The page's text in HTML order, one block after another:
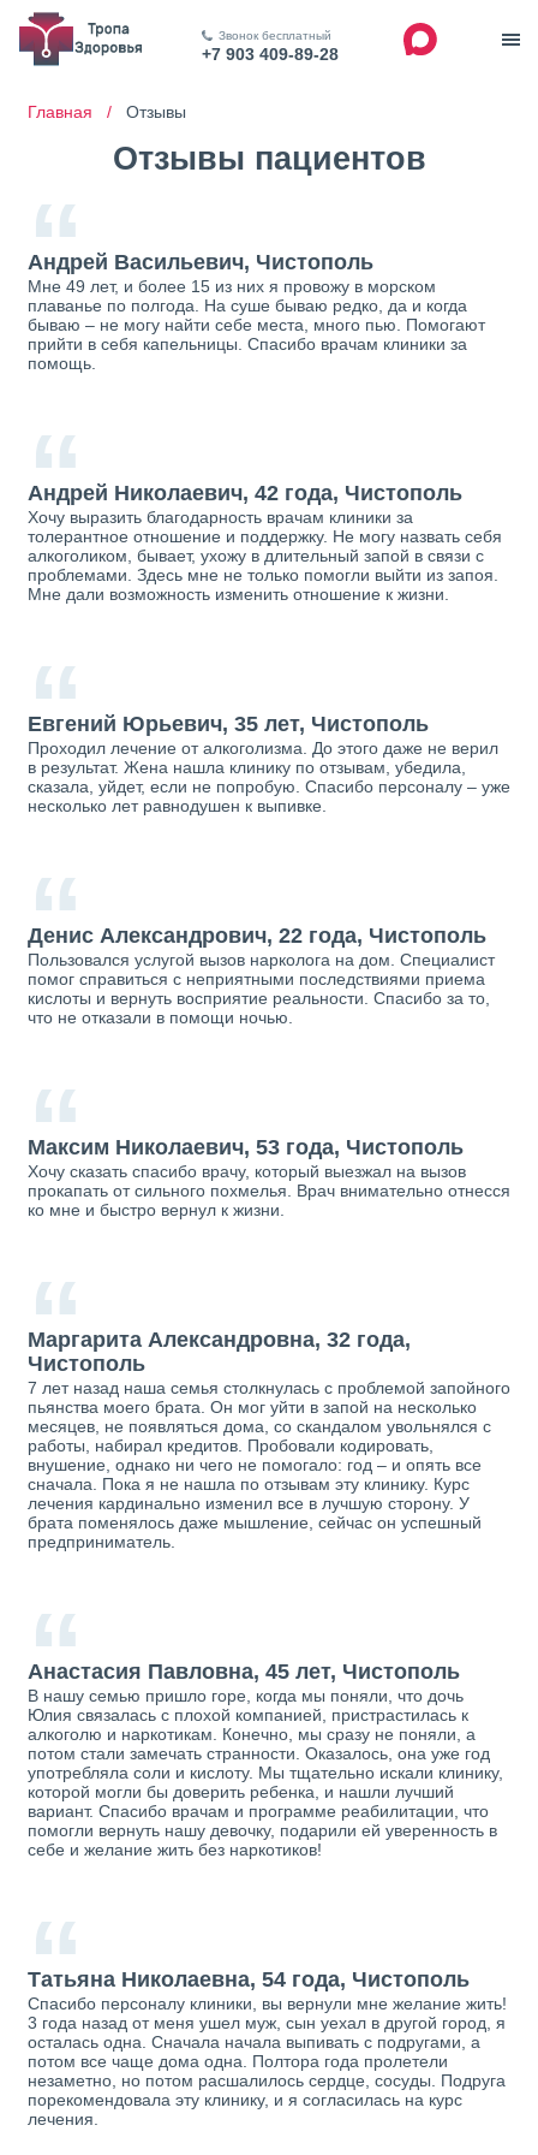
Звонок бесплатный
+7 903 409-89-28
Главная / Отзывы
Отзывы пациентов
“
Андрей Васильевич, Чистополь
Мне 49 лет, и более 15 из них я провожу в морском
плаванье по полгода. На суше бываю редко, да и когда
бываю – не могу найти себе места, много пью. Помогают
прийти в себя капельницы. Спасибо врачам клиники за
помощь.
“
Андрей Николаевич, 42 года, Чистополь
Хочу выразить благодарность врачам клиники за
толерантное отношение и поддержку. Не могу назвать себя
алкоголиком, бывает, ухожу в длительный запой в связи с
проблемами. Здесь мне не только помогли выйти из запоя.
Мне дали возможность изменить отношение к жизни.
“
Евгений Юрьевич, 35 лет, Чистополь
Проходил лечение от алкоголизма. До этого даже не верил
в результат. Жена нашла клинику по отзывам, убедила,
сказала, уйдет, если не попробую. Спасибо персоналу – уже
несколько лет равнодушен к выпивке.
“
Денис Александрович, 22 года, Чистополь
Пользовался услугой вызов нарколога на дом. Специалист
помог справиться с неприятными последствиями приема
кислоты и вернуть восприятие реальности. Спасибо за то,
что не отказали в помощи ночью.
“
Максим Николаевич, 53 года, Чистополь
Хочу сказать спасибо врачу, который выезжал на вызов
прокапать от сильного похмелья. Врач внимательно отнесся
ко мне и быстро вернул к жизни.
“
Маргарита Александровна, 32 года,
Чистополь
7 лет назад наша семья столкнулась с проблемой запойного
пьянства моего брата. Он мог уйти в запой на несколько
месяцев, не появляться дома, со скандалом увольнялся с
работы, набирал кредитов. Пробовали кодировать,
внушение, однако ни чего не помогало: год – и опять все
сначала. Пока я не нашла по отзывам эту клинику. Курс
лечения кардинально изменил все в лучшую сторону. У
брата поменялось даже мышление, сейчас он успешный
предприниматель.
“
Анастасия Павловна, 45 лет, Чистополь
В нашу семью пришло горе, когда мы поняли, что дочь
Юлия связалась с плохой компанией, пристрастилась к
алкоголю и наркотикам. Конечно, мы сразу не поняли, а
потом стали замечать странности. Оказалось, она уже год
употребляла соли и кислоту. Мы тщательно искали клинику,
которой могли бы доверить ребенка, и нашли лучший
вариант. Спасибо врачам и программе реабилитации, что
помогли вернуть нашу девочку, подарили ей уверенность в
себе и желание жить без наркотиков!
“
Татьяна Николаевна, 54 года, Чистополь
Спасибо персоналу клиники, вы вернули мне желание жить!
3 года назад от меня ушел муж, сын уехал в другой город, я
осталась одна. Сначала начала выпивать с подругами, а
потом все чаще дома одна. Полтора года пролетели
незаметно, но потом расшалилось сердце, сосуды. Подруга
порекомендовала эту клинику, и я согласилась на курс
лечения.